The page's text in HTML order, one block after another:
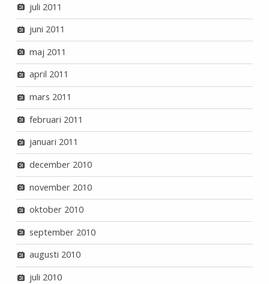
juli 2011
juni 2011
maj 2011
april 2011
mars 2011
februari 2011
januari 2011
december 2010
november 2010
oktober 2010
september 2010
augusti 2010
juli 2010